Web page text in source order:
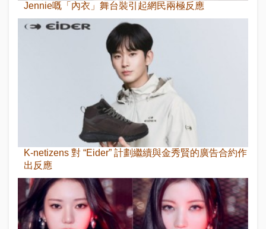
Jennie嘅「內衣」舞台裝引起網民兩極反應
K-netizens 對 “Eider” 計劃繼續與金秀賢的廣告合約作
出反應